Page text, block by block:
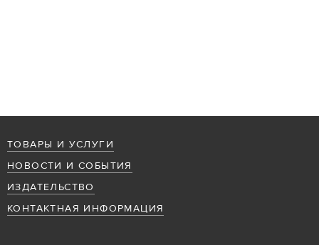
ТОВАРЫ И УСЛУГИ
НОВОСТИ И СОБЫТИЯ
ИЗДАТЕЛЬСТВО
КОНТАКТНАЯ ИНФОРМАЦИЯ